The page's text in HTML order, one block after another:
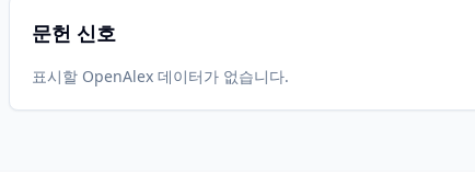
문헌 신호
표시할 OpenAlex 데이터가 없습니다.